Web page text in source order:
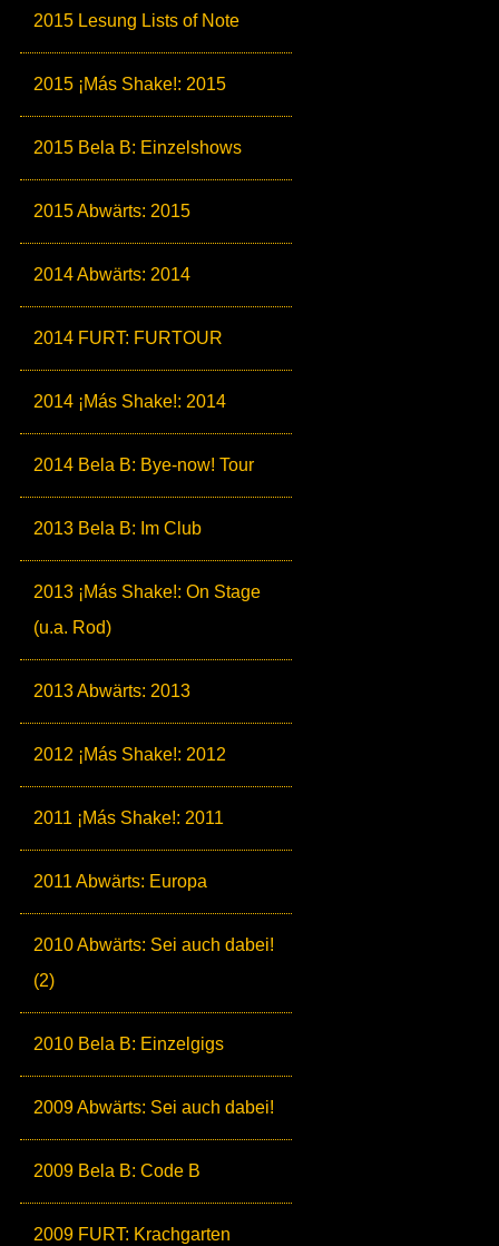
2015 Lesung Lists of Note
2015 ¡Más Shake!: 2015
2015 Bela B: Einzelshows
2015 Abwärts: 2015
2014 Abwärts: 2014
2014 FURT: FURTOUR
2014 ¡Más Shake!: 2014
2014 Bela B: Bye-now! Tour
2013 Bela B: Im Club
2013 ¡Más Shake!: On Stage
(u.a. Rod)
2013 Abwärts: 2013
2012 ¡Más Shake!: 2012
2011 ¡Más Shake!: 2011
2011 Abwärts: Europa
2010 Abwärts: Sei auch dabei!
(2)
2010 Bela B: Einzelgigs
2009 Abwärts: Sei auch dabei!
2009 Bela B: Code B
2009 FURT: Krachgarten